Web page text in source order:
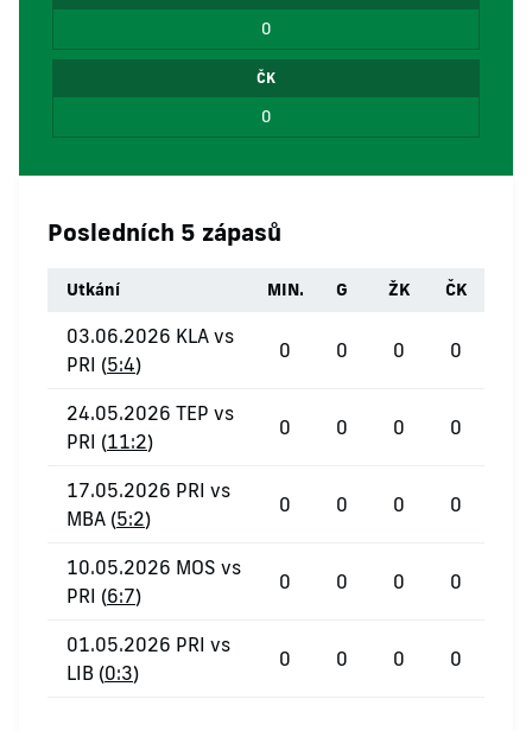
0
ČK
0
Posledních 5 zápasů
Utkání MIN. G ŽK ČK
03.06.2026 KLA vs
PRI (5:4)
0 0 0 0
24.05.2026 TEP vs
PRI (11:2)
0 0 0 0
17.05.2026 PRI vs
MBA (5:2)
0 0 0 0
10.05.2026 MOS vs
PRI (6:7)
0 0 0 0
01.05.2026 PRI vs
LIB (0:3)
0 0 0 0